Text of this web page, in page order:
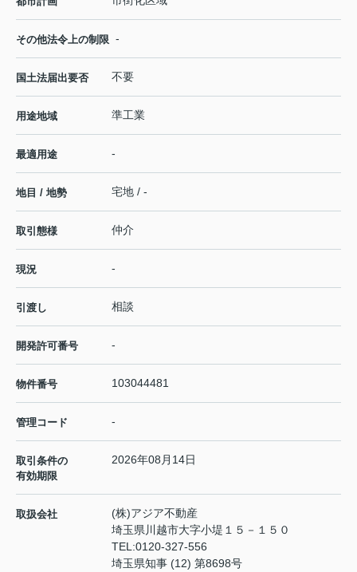
その他法令上の制限 -
国土法届出要否 不要
用途地域 準工業
最適用途 -
地目 / 地勢 宅地 / -
取引態様 仲介
現況 -
引渡し 相談
開発許可番号 -
物件番号 103044481
管理コード -
取引条件の
有効期限
2026年08月14日
取扱会社
(株)アジア不動産
埼玉県川越市大字小堤１５－１５０
TEL:0120-327-556
埼玉県知事 (12) 第8698号